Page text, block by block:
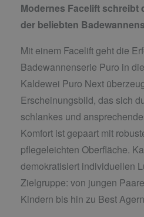
Modernes Facelift schreibt
der beliebten
Mit einem Facelift geht die
Badewannenserie Puro in
Kaldewei Puro Next
Erscheinungsbild, das sich
schlankes und
Komfort ist gepaart mit
pflegeleichten Oberfläche.
demokratisiert individuellen
Zielgruppe: von jungen
Kindern bis hin zu Best